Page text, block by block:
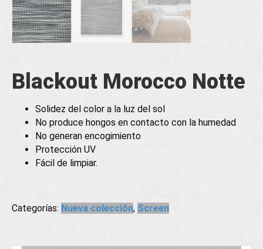
Blackout Morocco Notte
Solidez del color a la luz del sol
No produce hongos en contacto con la humedad
No generan encogimiento
Protección UV
Fácil de limpiar.
Categorías: Nueva colección, Screen